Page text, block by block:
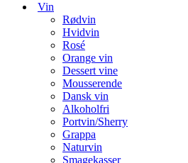
Vin
Rødvin
Hvidvin
Rosé
Orange vin
Dessert vine
Mousserende
Dansk vin
Alkoholfri
Portvin/Sherry
Grappa
Naturvin
Smagekasser